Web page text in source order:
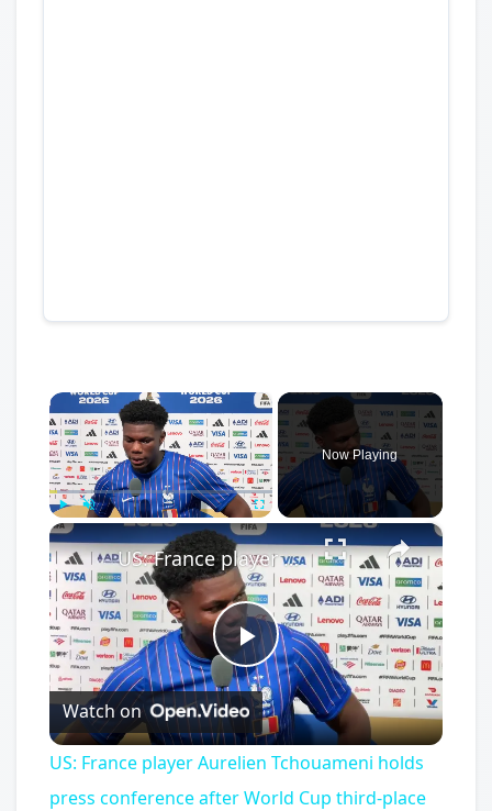
×
Play Fullscreen
Now Playing
×
Play
Video
US: France player Aurelien Tchouameni holds press conference after World Cup third-place match against England.
Watch on
US: France player Aurelien Tchouameni holds
press conference after World Cup third-place